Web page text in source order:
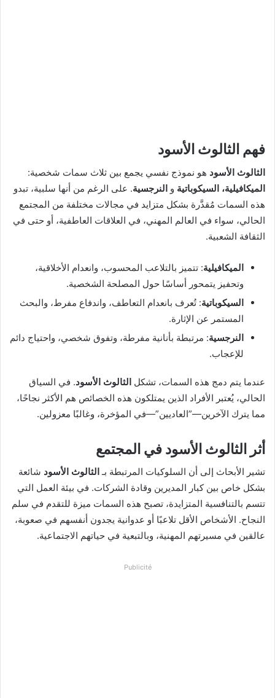
فهم الثالوث الأسود
الثالوث الأسود هو نموذج نفسي يجمع بين ثلاث سمات شخصية:
الميكافيلية، السيكوباتية و النرجسية. على الرغم من أنها سلبية، تبدو
هذه السمات مُقدَّرة بشكل متزايد في مجالات مختلفة من المجتمع
الحالي، سواء في العالم المهني، في العلاقات العاطفية، أو حتى في
الثقافة الشعبية.
الميكافيلية: تتميز بالتلاعب المحسوب، وانعدام الأخلاقية،
وتحفيز يتمحور أساسًا حول المصلحة الشخصية.
السيكوباتية: تُعرف بانعدام التعاطف، واندفاع مفرط، والبحث
المستمر عن الإثارة.
النرجسية: مرتبطة بأنانية مفرطة، وتفوق شخصي، واحتياج دائم
للإعجاب.
عندما يتم دمج هذه السمات، تشكل الثالوث الأسود. في السياق
الحالي، يُعتبر الأفراد الذين يمتلكون هذه الخصائص هم الأكثر نجاحًا،
مما يترك الآخرين—”العاديين”—في المؤخرة، وغالبًا معزولين.
أثر الثالوث الأسود في المجتمع
تشير الأبحاث إلى أن السلوكيات المرتبطة بـ الثالوث الأسود شائعة
بشكل خاص بين كبار المديرين وقادة الشركات. في بيئة العمل التي
تتسم بالتنافسية المتزايدة، تصبح هذه السمات ميزة للتقدم في سلم
النجاح. الأشخاص الأقل تلاعبًا أو عدوانية يجدون أنفسهم في صعوبة،
عالقين في مسيرتهم المهنية، وبالتبعية في حياتهم الاجتماعية.
Publicité